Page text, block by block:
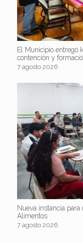
El Municipio entregó
contención y
7 agosto 2026
Nueva instancia
Alimentos
7 agosto 2026